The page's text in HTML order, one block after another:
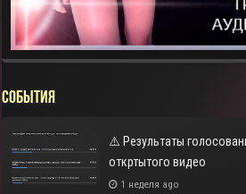
СОБЫТИЯ
⚠️ Результаты
откртытого видео
1 неделя ago